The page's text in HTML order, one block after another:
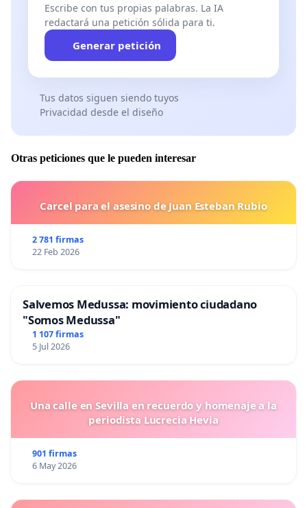
Escribe con tus propias palabras. La IA
redactará una petición sólida para ti.
Generar petición
Tus datos siguen siendo tuyos
Privacidad desde el diseño
Otras peticiones que le pueden interesar
Carcel para el asesino de Juan Esteban Rubio
2 781 firmas
22 Feb 2026
Salvemos Medussa: movimiento ciudadano
"Somos Medussa"
1 107 firmas
5 Jul 2026
Una calle en Sevilla en recuerdo y homenaje a la
periodista Lucrecia Hevia
901 firmas
6 May 2026